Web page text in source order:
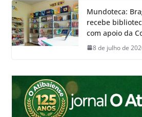
Mundoteca:
recebe
com apoio da
8 de julho de